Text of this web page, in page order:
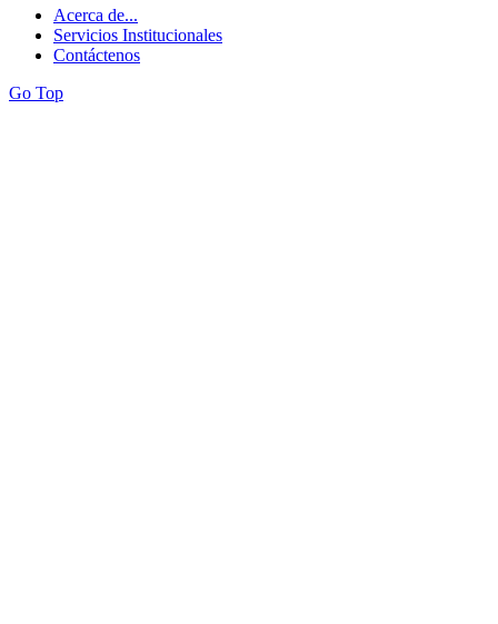
Acerca de...
Servicios Institucionales
Contáctenos
Go Top